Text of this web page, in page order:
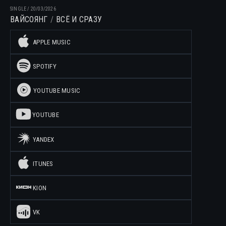
SINGLE/ 20/03/2026
ВАЙСОЯНГ ВСЁ И СРАЗУ
APPLE MUSIC
SPOTIFY
YOUTUBE MUSIC
YOUTUBE
YANDEX
ITUNES
KION
VK